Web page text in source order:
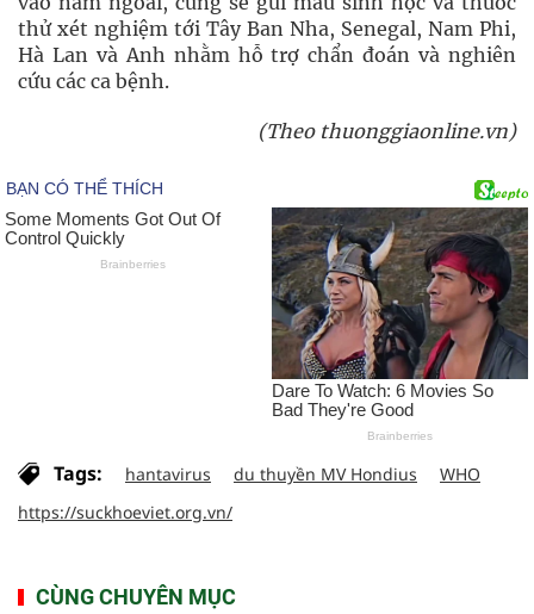
thử xét nghiệm tới Tây Ban Nha, Senegal, Nam Phi,
Hà Lan và Anh nhằm hỗ trợ chẩn đoán và nghiên
cứu các ca bệnh.
(Theo thuonggiaonline.vn)
Tags: hantavirus du thuyền MV Hondius
WHO
https://suckhoeviet.org.vn/
CÙNG CHUYÊN MỤC